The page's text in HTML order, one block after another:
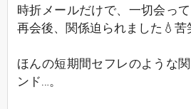
時折メールだけで、一切会っ
再会後、関係迫られました💧苦
ほんの短期間セフレのような
ンド…。